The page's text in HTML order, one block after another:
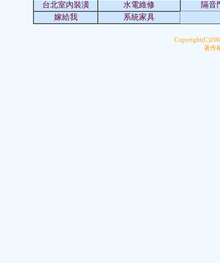
台北室內裝潢
水電維修
隔音
嫁給我
系統家具
著作